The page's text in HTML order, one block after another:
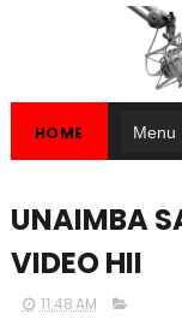
HOME
UNAIMBA
VIDEO HII
11:48 AM